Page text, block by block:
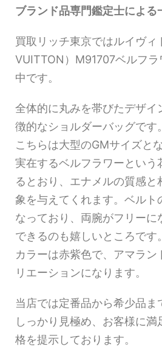
ブランド品専門鑑定士による
買取リッチ東京ではルイヴィ
VUITTON）M91707ベルフラ
中です。
全体的に丸みを帯びたデザイ
徴的なショルダーバッグです。
こちらは大型のGMサイズと
実在するベルフラワーという
るとおり、エナメルの質感と
象を与えてくれます。ベルト
なっており、両腕がフリーに
できるのも嬉しいところです。
カラーは赤紫色で、アマラ
リエーションになります。
当店では定番品から希少品ま
しっかり見極め、お客様に
格を提示しております。